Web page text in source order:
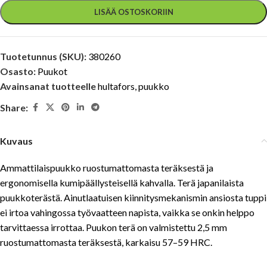
LISÄÄ OSTOSKORIIN
Tuotetunnus (SKU): 380260
Osasto: Puukot
Avainsanat tuotteellehultafors,puukko
Share:
Kuvaus
Ammattilaispuukko ruostumattomasta teräksestä ja
ergonomisella kumipäällysteisellä kahvalla. Terä japanilaista
puukkoterästä. Ainutlaatuisen kiinnitysmekanismin ansiosta tuppi
ei irtoa vahingossa työvaatteen napista, vaikka se onkin helppo
tarvittaessa irrottaa. Puukon terä on valmistettu 2,5 mm
ruostumattomasta teräksestä, karkaisu 57–59 HRC.